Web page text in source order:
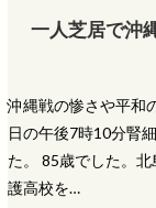
一人芝居で沖
沖縄戦の惨さや平和
日の午後7時10分腎
た。 85歳でした。
護高校を…